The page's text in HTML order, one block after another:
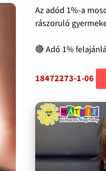
Az adód 1%-a
rászoruló
🔴 Adó 1%
18472273-1-06